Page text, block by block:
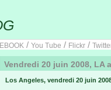
/ You Tube / Flickr /
Vendredi 20 juin 2008, LA
Los Angeles, vendredi 20 juin